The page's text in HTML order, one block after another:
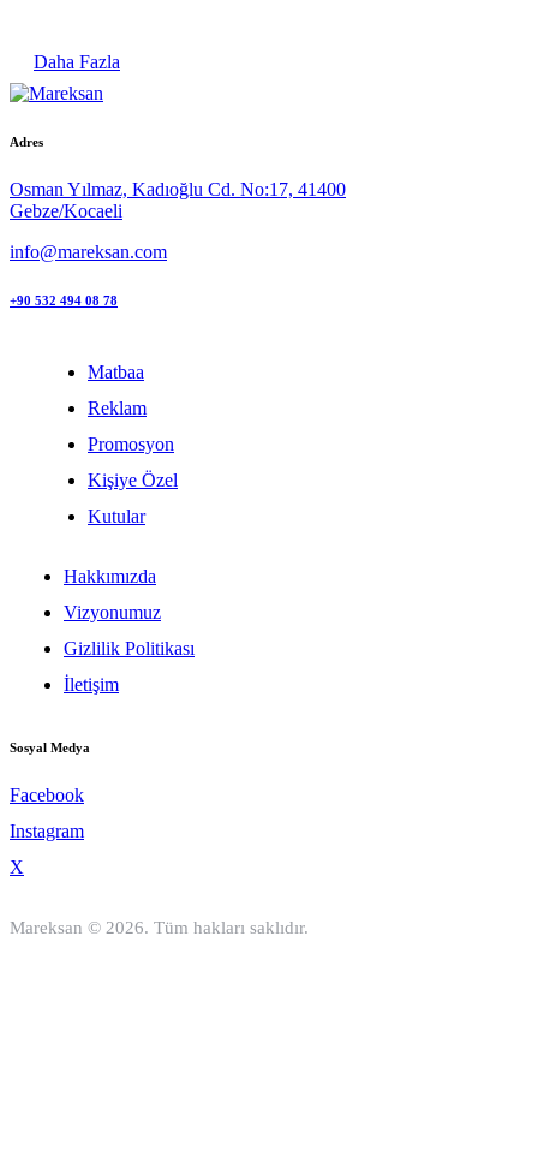
Daha Fazla
Adres
Osman Yılmaz, Kadıoğlu Cd. No:17, 41400
Gebze/Kocaeli
info@mareksan.com
+90 532 494 08 78
Matbaa
Reklam
Promosyon
Kişiye Özel
Kutular
Hakkımızda
Vizyonumuz
Gizlilik Politikası
İletişim
Sosyal Medya
Facebook
Instagram
X
Mareksan © 2026. Tüm hakları saklıdır.